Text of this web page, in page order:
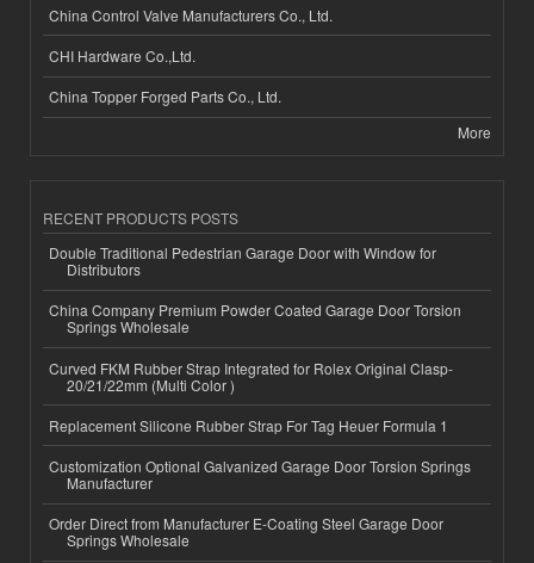
China Control Valve Manufacturers Co., Ltd.
CHI Hardware Co.,Ltd.
China Topper Forged Parts Co., Ltd.
More
RECENT PRODUCTS POSTS
Double Traditional Pedestrian Garage Door with Window for
Distributors
China Company Premium Powder Coated Garage Door Torsion
Springs Wholesale
Curved FKM Rubber Strap Integrated for Rolex Original Clasp-
20/21/22mm (Multi Color )
Replacement Silicone Rubber Strap For Tag Heuer Formula 1
Customization Optional Galvanized Garage Door Torsion Springs
Manufacturer
Order Direct from Manufacturer E-Coating Steel Garage Door
Springs Wholesale